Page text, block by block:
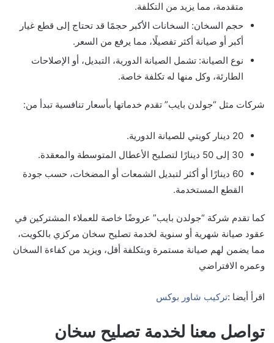
متقدمة، مما يزيد من التكلفة.
حجم السخان: السخانات الأكبر حجمًا قد تحتاج إلى قطع غيار
أكبر أو صيانة أكثر تفصيلًا، مما يرفع من السعر.
نوع الصيانة: تشمل الصيانة الدورية، التبديل، أو الإصلاحات
الطارئة، وكل منها له تكلفة خاصة.
شركات مثل “جولدن بايب” تقدم خدماتها بأسعار تنافسية تبدأ من:
20 دينار كويتي للصيانة الدورية.
30 إلى 50 دينارًا لتصليح الأعطال المتوسطة والمعقدة.
60 دينارًا أو أكثر لتبديل الشمعات أو المضخات، حسب جودة
القطع المستخدمة.
كما تقدم شركة “جولدن بايب” عروضًا خاصة للعملاء المشتركين في
عقود صيانة شهرية أو سنوية لخدمة تصليح سخان مركزي بالكويت،
مما يضمن لهم صيانة مستمرة وبتكلفة أقل، ويزيد من كفاءة السخان
وعمره الافتراضي
اقرأ أيضا :تركيب شاور بوكس
تواصل معنا لخدمة تصليح سخان